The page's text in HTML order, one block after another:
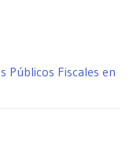
Públicos Fiscales en